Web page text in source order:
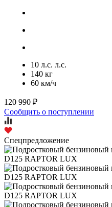
10 л.с. л.с.
140 кг
60 км/ч
120 990 ₽
Сообщить о поступлении
Спецпредложение